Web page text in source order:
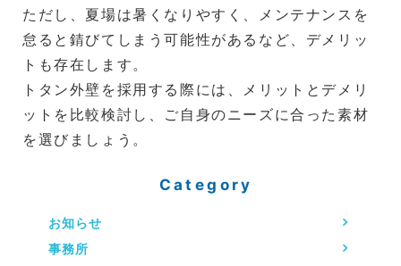
ただし、夏場は暑くなりやすく、メンテナンスを
怠ると錆びてしまう可能性があるなど、デメリッ
トも存在します。
トタン外壁を採用する際には、メリットとデメリ
ットを比較検討し、ご自身のニーズに合った素材
を選びましょう。
Category
お知らせ
事務所